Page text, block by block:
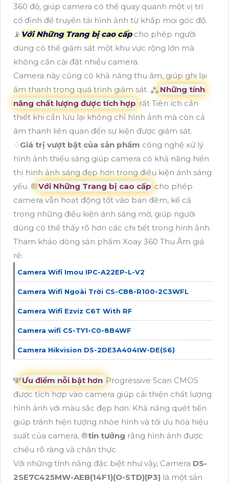
360 độ, giúp camera có thể quay quanh một vị trí
cố định để truyền tải hình ảnh từ khắp mọi góc độ.
📡 Với Những Trang bị cao cấpcho phép người
dùng có thể giám sát một khu vực rộng lớn mà
không cần cài đặt nhiều camera.
Camera này cũng có khả năng thu âm, giúp ghi lại
âm thanh trong quá trình giám sát. ⁂Những tính
năng chất lượng được tích hợp rất Tiên ích cần
thiết khi cần lưu lại không chỉ hình ảnh mà còn cả
âm thanh liên quan đến sự kiện được giám sát.
♢Giá trị vượt bật của sản phẩm công nghệ xử lý
hình ảnh thiếu sáng giúp camera có khả năng hiển
thị hình ảnh sáng đẹp hơn trong điều kiện ánh sáng
yếu. ®️Với Những Trang bị cao cấp cho phép
camera vẫn hoạt động tốt vào ban đêm, kể cả
trong những điều kiện ánh sáng mờ, giúp người
dùng có thể thấy rõ hơn các chi tiết trong hình ảnh.
Tham khảo dòng sản phẩm Xoay 360 Thu Âm giá
rẻ:
Camera Wifi Imou IPC-A22EP-L-V2
Camera Wifi Ngoài Trời CS-CB8-R100-2C3WFL
Camera Wifi Ezviz C6T With RF
Camera wifi CS-TY1-C0-8B4WF
Camera Hikvision DS-2DE3A404IW-DE(S6)
🕎 Ưu điểm nỗi bật hơn Progressive Scan CMOS
được tích hợp vào camera giúp cải thiện chất lượng
hình ảnh với màu sắc đẹp hơn. Khả năng quét tiến
giúp tránh hiện tượng nhòe hình và tối ưu hóa hiệu
suất của camera, ®️tin tưởng rằng hình ảnh được
chiếu rõ ràng và chân thực.
Với những tính năng đặc biệt như vậy, Camera DS-
2SE7C425MW-AEB(14F1)(O-STD)(P3) là một sản